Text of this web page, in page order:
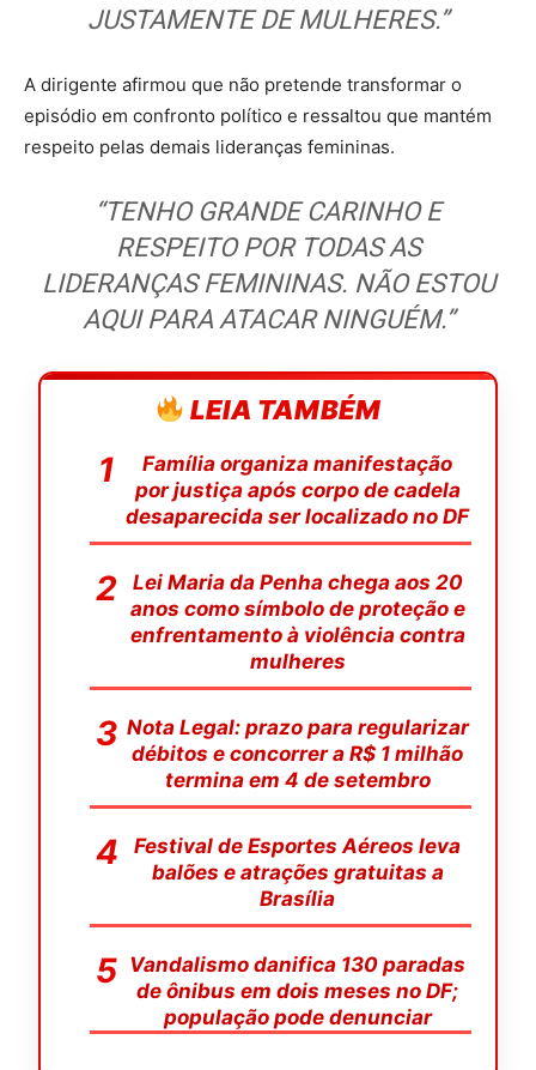
JUSTAMENTE DE MULHERES.”
A dirigente afirmou que não pretende transformar o
episódio em confronto político e ressaltou que mantém
respeito pelas demais lideranças femininas.
“TENHO GRANDE CARINHO E
RESPEITO POR TODAS AS
LIDERANÇAS FEMININAS. NÃO ESTOU
AQUI PARA ATACAR NINGUÉM.”
LEIA TAMBÉM
Família organiza manifestação
por justiça após corpo de cadela
desaparecida ser localizado no DF
Lei Maria da Penha chega aos 20
anos como símbolo de proteção e
enfrentamento à violência contra
mulheres
Nota Legal: prazo para regularizar
débitos e concorrer a R$ 1 milhão
termina em 4 de setembro
Festival de Esportes Aéreos leva
balões e atrações gratuitas a
Brasília
Vandalismo danifica 130 paradas
de ônibus em dois meses no DF;
população pode denunciar